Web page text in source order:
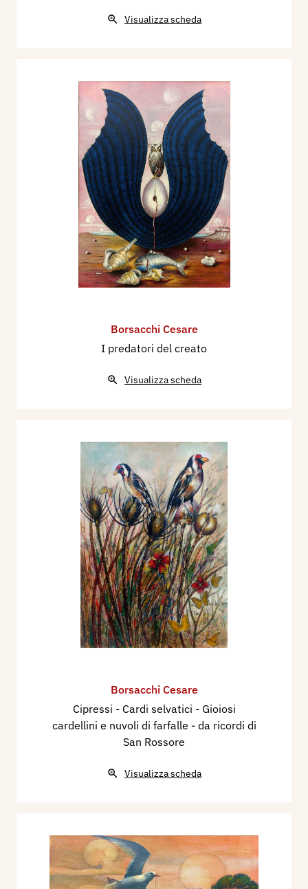
Visualizza scheda
Borsacchi Cesare
I predatori del creato
Visualizza scheda
Borsacchi Cesare
Cipressi - Cardi selvatici - Gioiosi
cardellini e nuvoli di farfalle - da ricordi di
San Rossore
Visualizza scheda